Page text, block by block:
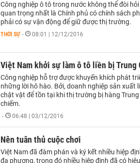
Công nghiệp ô tô trong nước không thể đòi
quan trọng nhất là Chính phủ có chính sách
phải có sự vận động để giữ được thị trường.
THỜI SỰ - 08:01 | 12/12/2016
Việt Nam khởi sự làm ô tô liền bị Trung
Công nghiệp hỗ trợ được khuyến khích phát
những lời hô hào. Bởi, doanh nghiệp sản xuất
chật vật để tồn tại khi thị trường bị hàng
chiếm.
- 06:48 | 03/12/2016
Nên tuân thủ cuộc chơi
Việt Nam đã đàm phán và ký kết nhiều hiệp
đa phương, trong đó nhiều hiệp định đã có